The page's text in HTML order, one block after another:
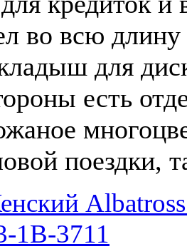
во всю
для
есть
поездки,
1В-3711